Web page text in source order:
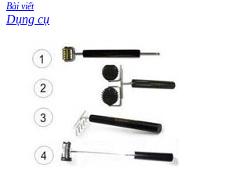
Bài viết
Dụng cụ